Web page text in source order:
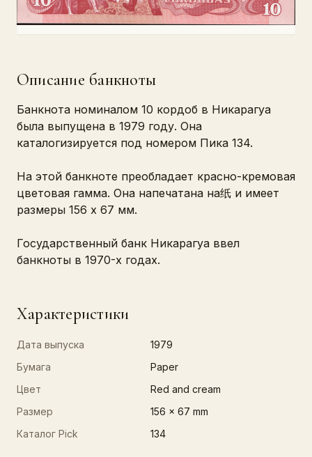
Описание банкноты
Банкнота номиналом 10 кордоб в Никарагуа
была выпущена в 1979 году. Она
каталогизируется под номером Пика 134.
На этой банкноте преобладает красно-кремовая
цветовая гамма. Она напечатана на纸 и имеет
размеры 156 x 67 мм.
Государственный банк Никарагуа ввел
банкноты в 1970-х годах.
Характеристики
Дата выпуска
1979
Бумага
Paper
Цвет
Red and cream
Размер
156 x 67 mm
Каталог Pick
134